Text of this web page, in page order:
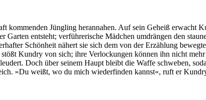
kommenden Jüngling herannahen. Auf sein Geheiß
Garten entsteht; verführerische Mädchen umdrängen den
Schönheit nähert sie sich dem von der Erzählung
Kundry von sich; ihre Verlockungen können ihn nicht
Doch über seinem Haupt bleibt die Waffe schweben,
»Du weißt, wo du mich wiederfinden kannst«, ruft er